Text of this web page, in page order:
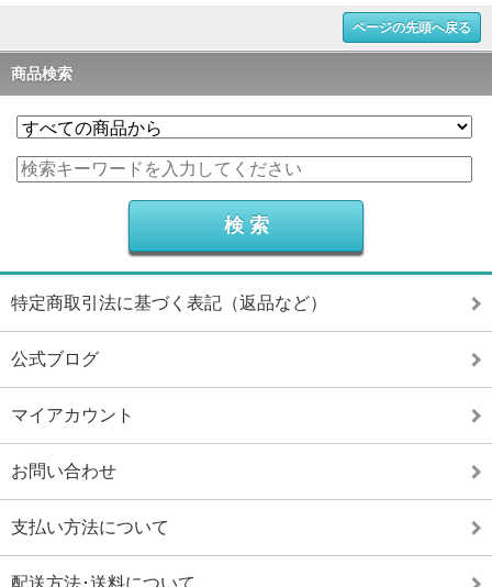
ページの先頭へ戻る
商品検索
特定商取引法に基づく表記（返品など）
公式ブログ
マイアカウント
お問い合わせ
支払い方法について
配送方法･送料について